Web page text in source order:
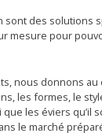
sont des solutions
mesure pour
nous donnons
les formes, le
les éviers qu’il
le marché